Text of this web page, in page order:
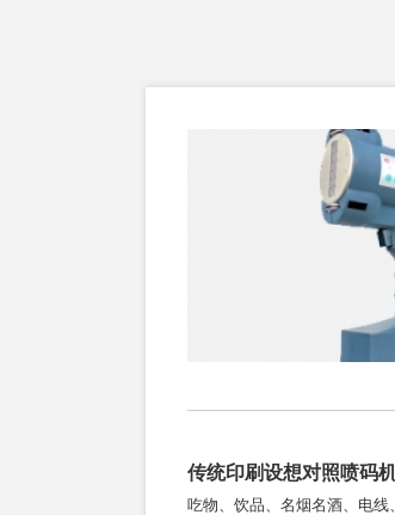
传统印刷设想对照喷码
吃物、饮品、名烟名酒、电